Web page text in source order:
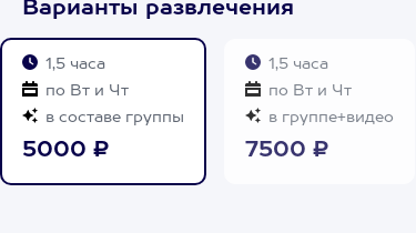
Варианты развлечения
1,5 часа
по Вт и Чт
в составе группы
5000 ₽
1,5 часа
по Вт и Чт
в группе+видео
7500 ₽